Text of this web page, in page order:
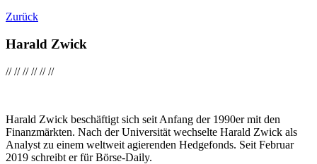
Zurück
Harald Zwick
////////////
Harald Zwick beschäftigt sich seit Anfang der 1990er mit den
Finanzmärkten. Nach der Universität wechselte Harald Zwick als
Analyst zu einem weltweit agierenden Hedgefonds. Seit Februar
2019 schreibt er für Börse-Daily.